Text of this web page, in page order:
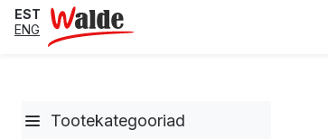
EST
ENG
Tootekategooriad